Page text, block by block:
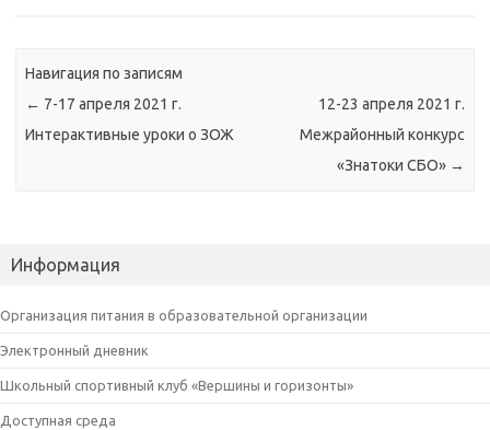
Навигация по записям
← 7-17 апреля 2021 г.
Интерактивные уроки о ЗОЖ
12-23 апреля 2021 г.
Межрайонный конкурс
«Знатоки СБО» →
Информация
Организация питания в образовательной организации
Электронный дневник
Школьный спортивный клуб «Вершины и горизонты»
Доступная среда